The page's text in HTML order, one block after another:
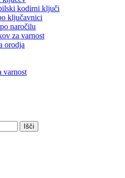
kodirni ključi
ključavnici
naročilu
za varnost
orodja
varnost
Išči